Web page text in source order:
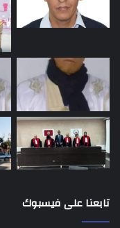
تابعنا على فيسبوك